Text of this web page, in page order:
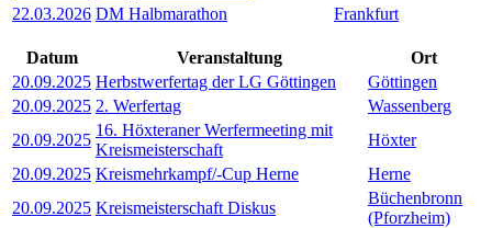
22.03.2026 DM Halbmarathon Frankfurt
Datum Veranstaltung
Ort
20.09.2025 Herbstwerfertag der LG Göttingen
Göttingen
20.09.2025 2. Werfertag
Wassenberg
20.09.2025
16. Höxteraner Werfermeeting mit
Kreismeisterschaft
Höxter
20.09.2025 Kreismehrkampf/-Cup Herne
Herne
20.09.2025 Kreismeisterschaft Diskus
Büchenbronn
(Pforzheim)